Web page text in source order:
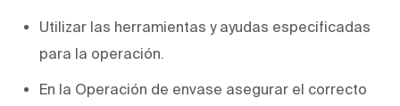
Utilizar las herramientas y ayudas especificadas
para la operación.
En la Operación de envase asegurar el correcto